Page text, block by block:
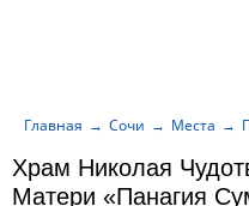
Храм Николая
Матери «Панагия
Главная Сочи Места